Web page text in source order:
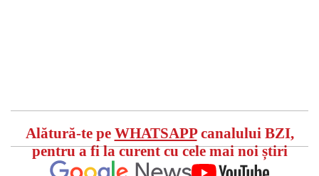
Alătură-te pe WHATSAPPcanalului BZI,
pentru a fi la curent cu cele mai noi știri